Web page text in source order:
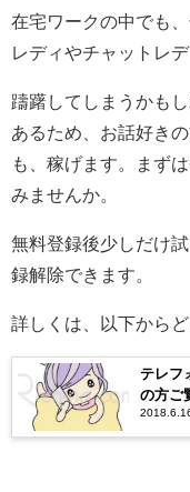
在宅ワークの中でも
レディやチャットレデ
躊躇してしまうかも
あるため、お話好き
も、稼げます。まず
みませんか。
無料登録後少しだけ
録解除できます。
詳しくは、以下から
テレフ
の方ご